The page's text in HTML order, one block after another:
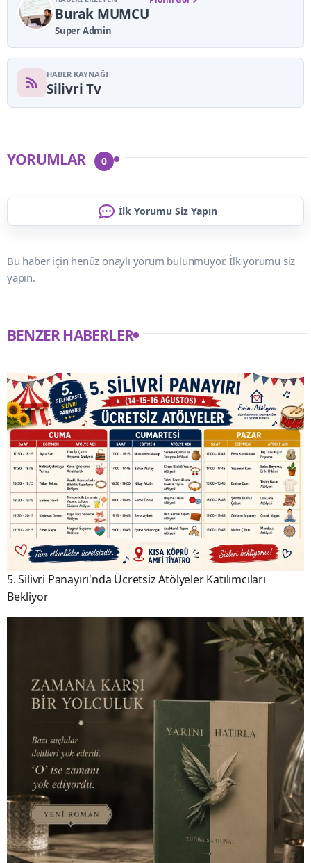
Burak MUMCU
Super Admin
HABER KAYNAĞI
Silivri Tv
YORUMLAR 0
İlk Yorumu Siz Yapın
Bu haber için henüz onaylı yorum bulunmuyor. İlk yorumu siz
yapın.
BENZER HABERLER
5. Silivri Panayırı'nda Ücretsiz Atölyeler Katılımcıları
Bekliyor